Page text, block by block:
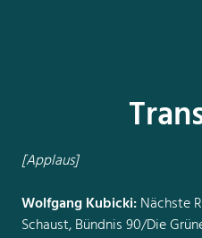
[Applaus]
Wolfgang Kubicki:Nächste
Schaust, Bündnis 90/Die